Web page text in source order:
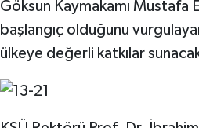
Göksun Kaymakamı Mustafa
başlangıç olduğunu
ülkeye değerli katkılar